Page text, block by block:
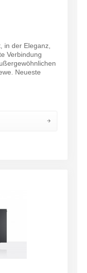
in der Eleganz,
Verbindung
Neueste